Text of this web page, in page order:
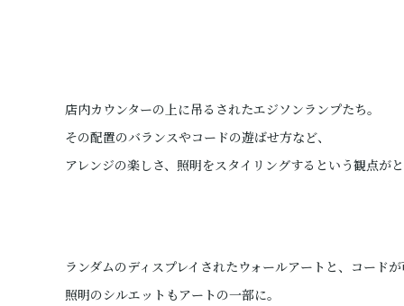
店内カウンターの上に吊るされたエジソンランプたち。
その配置のバランスやコードの遊ばせ方など、
アレンジの楽しさ、照明をスタイリングするという観点がと
ランダムのディスプレイされたウォールアートと、コード
照明のシルエットもアートの一部に。